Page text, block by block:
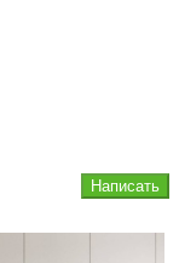
Написать